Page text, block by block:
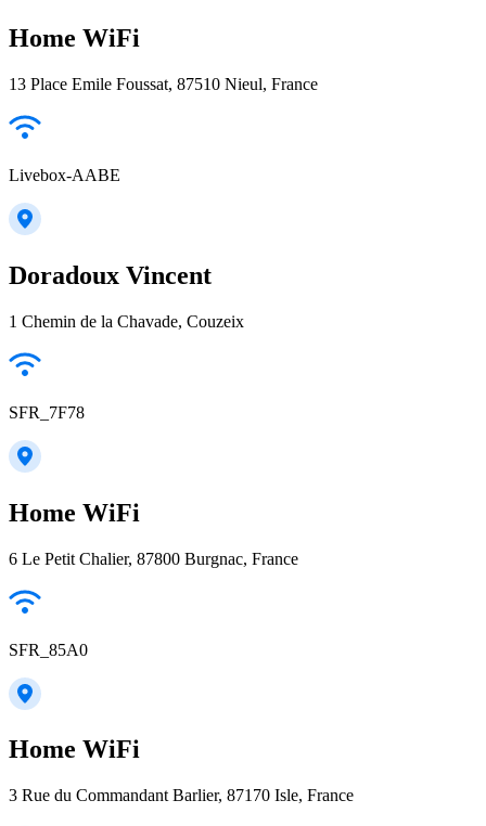
Home WiFi
13 Place Emile Foussat, 87510 Nieul, France
Livebox-AABE
Doradoux Vincent
1 Chemin de la Chavade, Couzeix
SFR_7F78
Home WiFi
6 Le Petit Chalier, 87800 Burgnac, France
SFR_85A0
Home WiFi
3 Rue du Commandant Barlier, 87170 Isle, France